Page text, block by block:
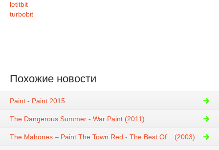
letitbit
turbobit
Похожие новости
Paint - Paint 2015
The Dangerous Summer - War Paint (2011)
The Mahones – Paint The Town Red - The Best Of... (2003)